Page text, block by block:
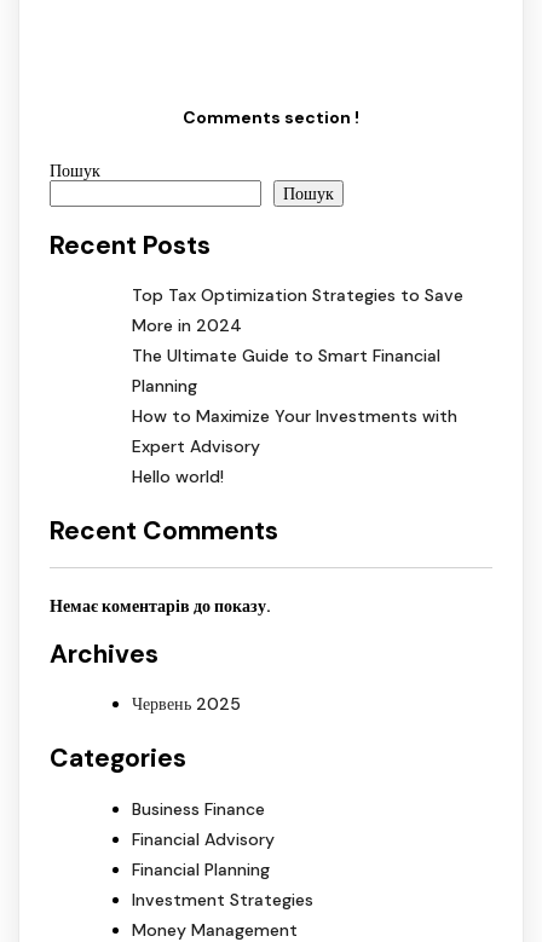
Comments section !
Пошук
Пошук
Recent Posts
Top Tax Optimization Strategies to Save
More in 2024
The Ultimate Guide to Smart Financial
Planning
How to Maximize Your Investments with
Expert Advisory
Hello world!
Recent Comments
Немає коментарів до показу.
Archives
Червень 2025
Categories
Business Finance
Financial Advisory
Financial Planning
Investment Strategies
Money Management